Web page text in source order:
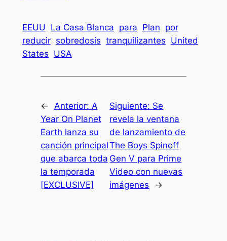
EEUU La Casa Blanca para Plan por
reducir sobredosis tranquilizantes United
States USA
← Anterior: A
Year On Planet
Earth lanza su
canción principal
que abarca toda
la temporada
[EXCLUSIVE]
Siguiente: Se
revela la ventana
de lanzamiento de
The Boys Spinoff
Gen V para Prime
Video con nuevas
imágenes
→